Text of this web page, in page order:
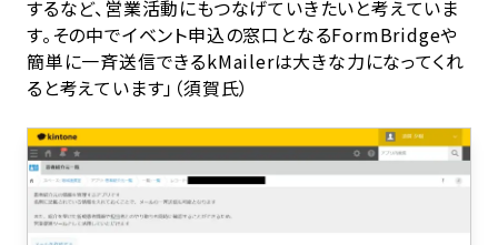
するなど、営業活動にもつなげていきたいと考えていま
す。その中でイベント申込の窓口となるFormBridgeや
簡単に一斉送信できるkMailerは大きな力になってくれ
ると考えています」（須賀氏）